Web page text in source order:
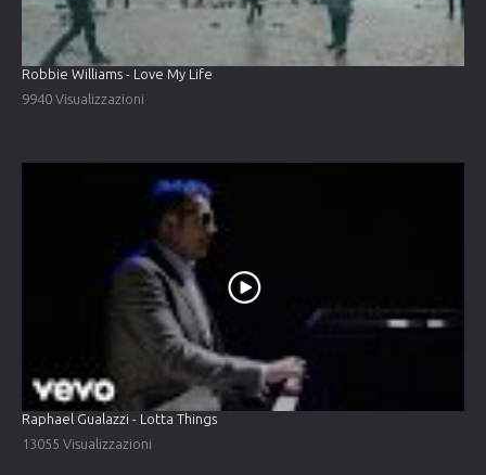
Robbie Williams - Love My Life
9940 Visualizzazioni
Raphael Gualazzi - Lotta Things
13055 Visualizzazioni